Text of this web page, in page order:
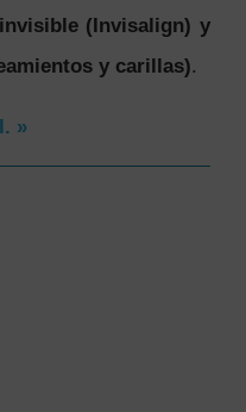
(Invisalign) y
y carillas).
»